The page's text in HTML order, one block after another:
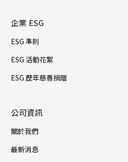
企業 ESG
ESG 準則
ESG 活動花絮
ESG 歷年慈善捐贈
公司資訊
關於我們
最新消息